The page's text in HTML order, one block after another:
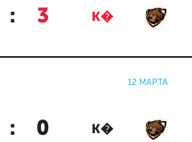
: 3 К�
12 МАРТА
: 0 К�